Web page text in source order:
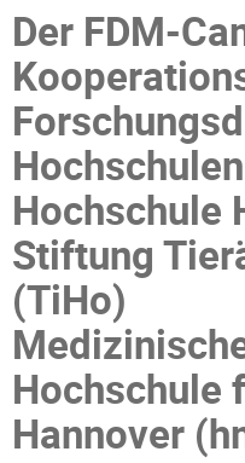
Der FDM-
Hochschule
Stiftung
(TiHo)
Hochschule
Hannover